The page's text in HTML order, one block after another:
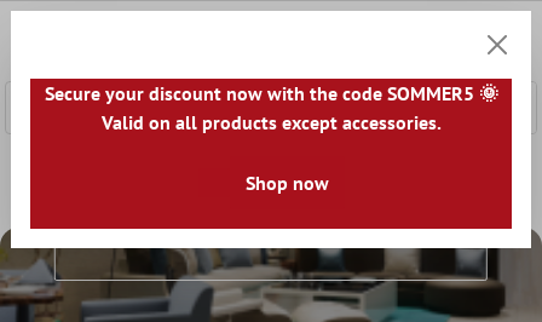
Castanho
Castanho
Secure your discount now with the code SOMMER5 🌞
Valid on all products except accessories.
Shop now